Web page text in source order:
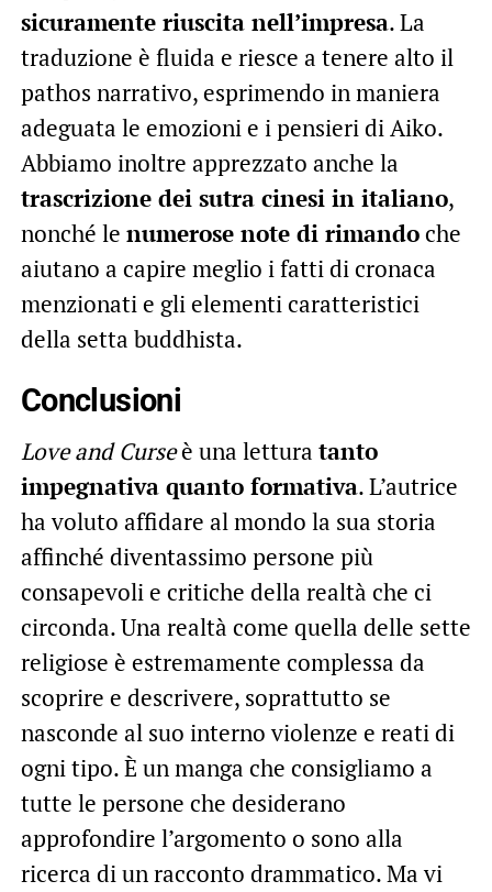
sicuramente riuscita nell’impresa. La
traduzione è fluida e riesce a tenere alto il
pathos narrativo, esprimendo in maniera
adeguata le emozioni e i pensieri di Aiko.
Abbiamo inoltre apprezzato anche la
trascrizione dei sutra cinesi in italiano,
nonché le numerose note di rimandoche
aiutano a capire meglio i fatti di cronaca
menzionati e gli elementi caratteristici
della setta buddhista.
Conclusioni
Love and Curseè una lettura tanto
impegnativa quanto formativa. L’autrice
ha voluto affidare al mondo la sua storia
affinché diventassimo persone più
consapevoli e critiche della realtà che ci
circonda. Una realtà come quella delle sette
religiose è estremamente complessa da
scoprire e descrivere, soprattutto se
nasconde al suo interno violenze e reati di
ogni tipo. È un manga che consigliamo a
tutte le persone che desiderano
approfondire l’argomento o sono alla
ricerca di un racconto drammatico. Ma vi